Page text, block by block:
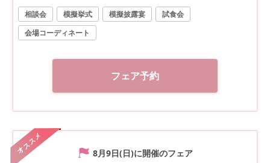
相談会
模擬挙式 模擬披露宴
試食会
会場コーディネート
フェア予約
オススメ 8月9日(日)に開催のフェア